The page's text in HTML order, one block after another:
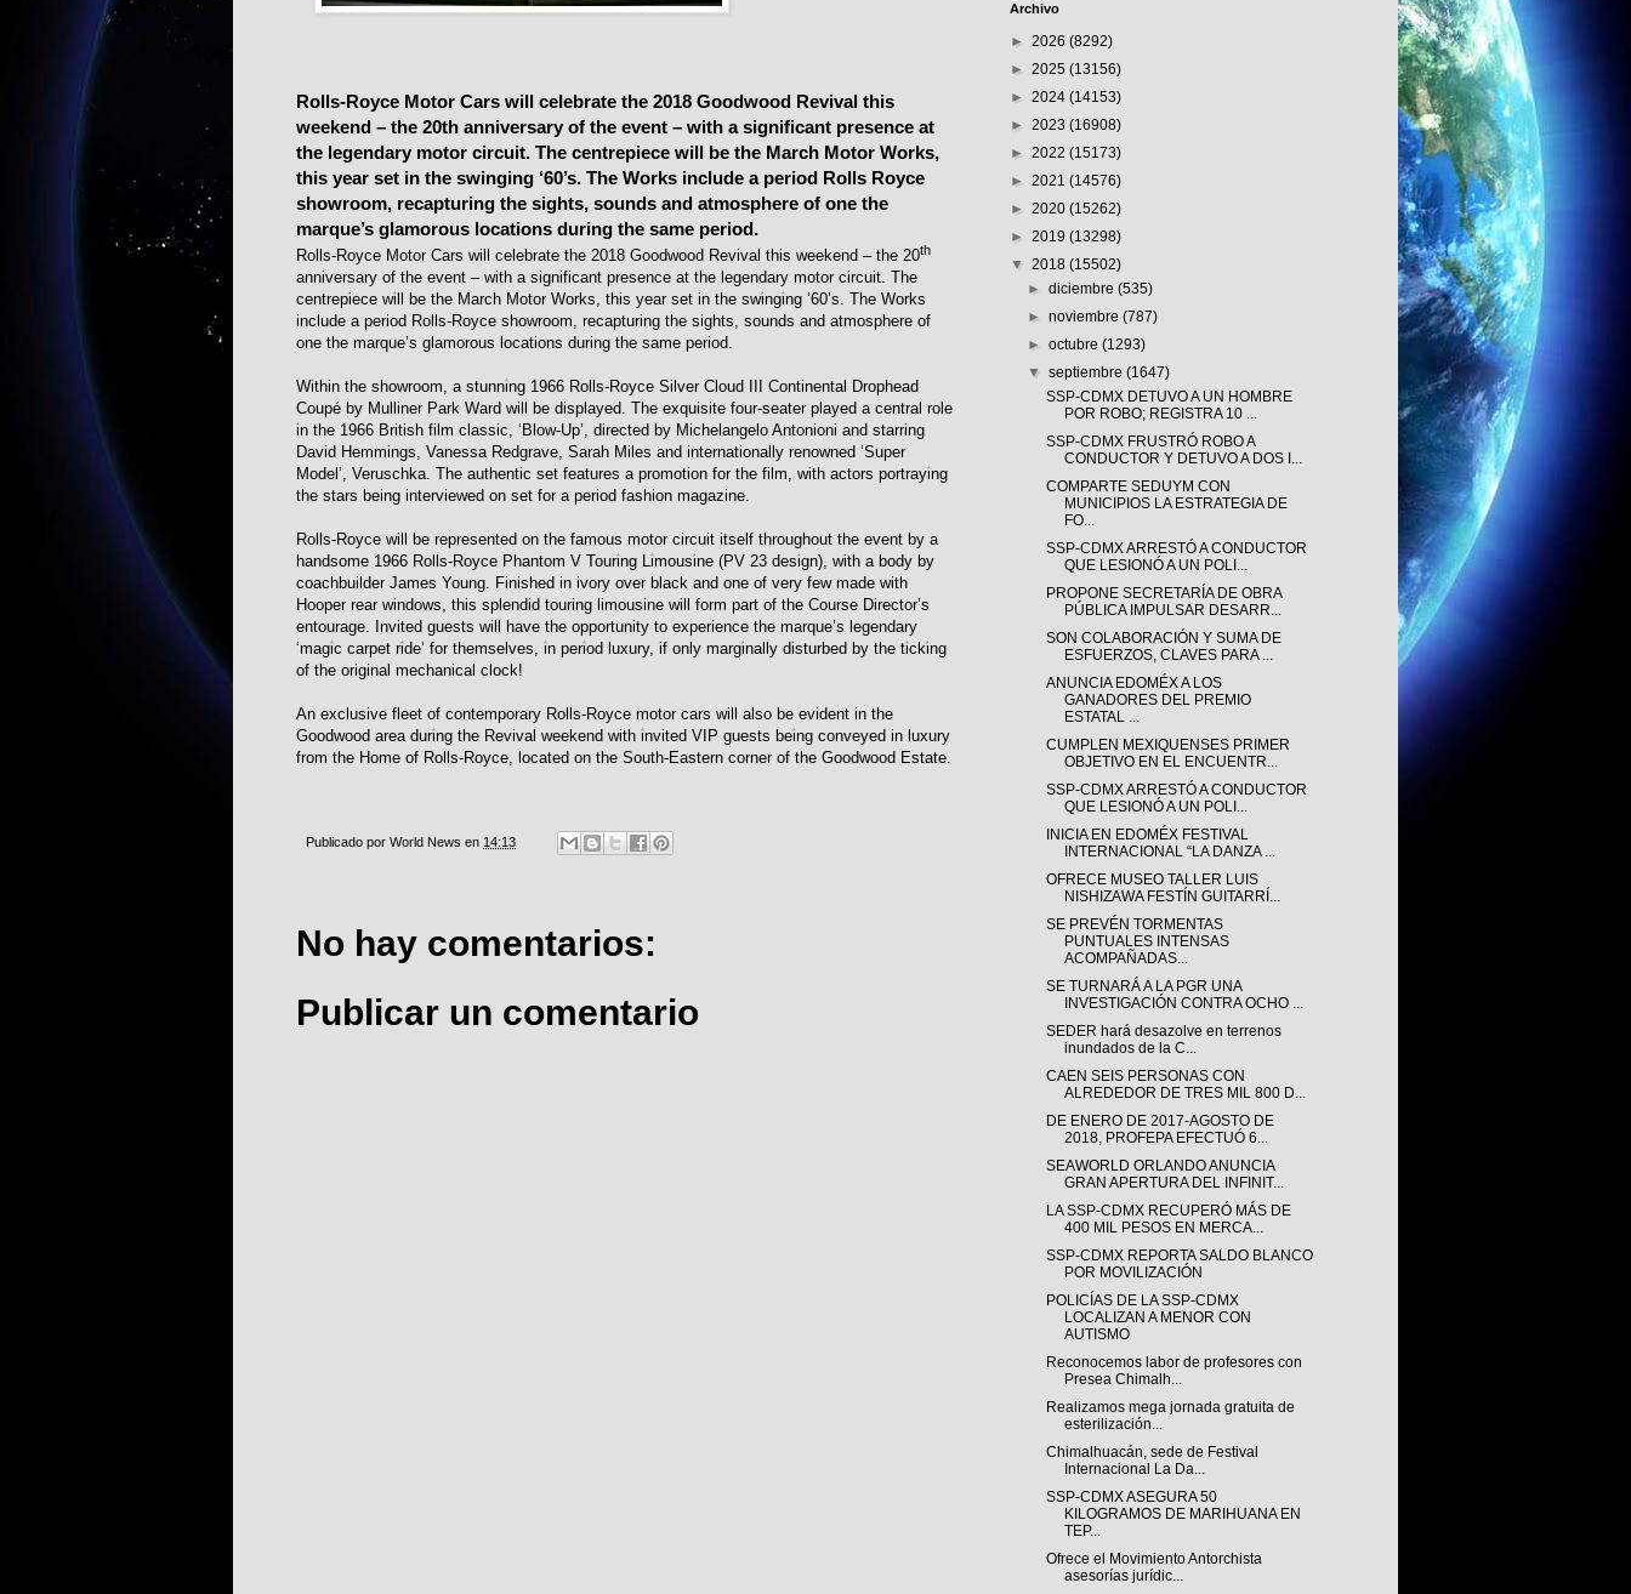
Rolls-Royce Motor Cars will celebrate the 2018 Goodwood Revival this
weekend – the 20th anniversary of the event – with a significant presence at
the legendary motor circuit. The centrepiece will be the March Motor Works,
this year set in the swinging ‘60’s. The Works include a period Rolls Royce
showroom, recapturing the sights, sounds and atmosphere of one the
marque’s glamorous locations during the same period.
Rolls-Royce Motor Cars will celebrate the 2018 Goodwood Revival this weekend – the 20th
anniversary of the event – with a significant presence at the legendary motor circuit. The
centrepiece will be the March Motor Works, this year set in the swinging ‘60’s. The Works
include a period Rolls‑Royce showroom, recapturing the sights, sounds and atmosphere of
one the marque’s glamorous locations during the same period.
Within the showroom, a stunning 1966 Rolls-Royce Silver Cloud III Continental Drophead
Coupé by Mulliner Park Ward will be displayed. The exquisite four-seater played a central role
in the 1966 British film classic, ‘Blow-Up’, directed by Michelangelo Antonioni and starring
David Hemmings, Vanessa Redgrave, Sarah Miles and internationally renowned ‘Super
Model’, Veruschka. The authentic set features a promotion for the film, with actors portraying
the stars being interviewed on set for a period fashion magazine.
Rolls-Royce will be represented on the famous motor circuit itself throughout the event by a
handsome 1966 Rolls-Royce Phantom V Touring Limousine (PV 23 design), with a body by
coachbuilder James Young. Finished in ivory over black and one of very few made with
Hooper rear windows, this splendid touring limousine will form part of the Course Director’s
entourage. Invited guests will have the opportunity to experience the marque’s legendary
‘magic carpet ride’ for themselves, in period luxury, if only marginally disturbed by the ticking
of the original mechanical clock!
An exclusive fleet of contemporary Rolls-Royce motor cars will also be evident in the
Goodwood area during the Revival weekend with invited VIP guests being conveyed in luxury
from the Home of Rolls-Royce, located on the South-Eastern corner of the Goodwood Estate.
Publicado por World News en 14:13
No hay comentarios:
Publicar un comentario
Archivo
► 2026 (8292)
► 2025 (13156)
► 2024 (14153)
► 2023 (16908)
► 2022 (15173)
► 2021 (14576)
► 2020 (15262)
► 2019 (13298)
▼ 2018 (15502)
►diciembre(535)
►noviembre(787)
►octubre(1293)
▼septiembre(1647)
SSP-CDMX DETUVO A UN HOMBRE
POR ROBO; REGISTRA 10 ...
SSP-CDMX FRUSTRÓ ROBO A
CONDUCTOR Y DETUVO A DOS I...
COMPARTE SEDUYM CON
MUNICIPIOS LA ESTRATEGIA DE
FO...
SSP-CDMX ARRESTÓ A CONDUCTOR
QUE LESIONÓ A UN POLI...
PROPONE SECRETARÍA DE OBRA
PÚBLICA IMPULSAR DESARR...
SON COLABORACIÓN Y SUMA DE
ESFUERZOS, CLAVES PARA ...
ANUNCIA EDOMÉX A LOS
GANADORES DEL PREMIO
ESTATAL ...
CUMPLEN MEXIQUENSES PRIMER
OBJETIVO EN EL ENCUENTR...
SSP-CDMX ARRESTÓ A CONDUCTOR
QUE LESIONÓ A UN POLI...
INICIA EN EDOMÉX FESTIVAL
INTERNACIONAL “LA DANZA ...
OFRECE MUSEO TALLER LUIS
NISHIZAWA FESTÍN GUITARRÍ...
SE PREVÉN TORMENTAS
PUNTUALES INTENSAS
ACOMPAÑADAS...
SE TURNARÁ A LA PGR UNA
INVESTIGACIÓN CONTRA OCHO ...
SEDER hará desazolve en terrenos
inundados de la C...
CAEN SEIS PERSONAS CON
ALREDEDOR DE TRES MIL 800 D...
DE ENERO DE 2017-AGOSTO DE
2018, PROFEPA EFECTUÓ 6...
SEAWORLD ORLANDO ANUNCIA
GRAN APERTURA DEL INFINIT...
LA SSP-CDMX RECUPERÓ MÁS DE
400 MIL PESOS EN MERCA...
SSP-CDMX REPORTA SALDO BLANCO
POR MOVILIZACIÓN
POLICÍAS DE LA SSP-CDMX
LOCALIZAN A MENOR CON
AUTISMO
Reconocemos labor de profesores con
Presea Chimalh...
Realizamos mega jornada gratuita de
esterilización...
Chimalhuacán, sede de Festival
Internacional La Da...
SSP-CDMX ASEGURA 50
KILOGRAMOS DE MARIHUANA EN
TEP...
Ofrece el Movimiento Antorchista
asesorías jurídic...